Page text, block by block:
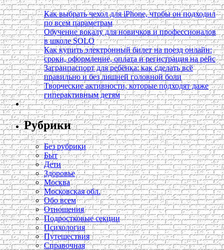
Как выбрать чехол для iPhone, чтобы он подходил
по всем параметрам
Обучение вокалу для новичков и профессионалов
в школе SOLO
Как купить электронный билет на поезд онлайн:
сроки, оформление, оплата и регистрация на рейс
Загранпаспорт для ребёнка: как сделать всё
правильно и без лишней головной боли
Творческие активности, которые подходят даже
гиперактивным детям
Рубрики
Без рубрики
Быт
Дети
Здоровье
Москва
Московская обл.
Обо всем
Отношения
Подростковые секции
Психология
Путешествия
Справочная